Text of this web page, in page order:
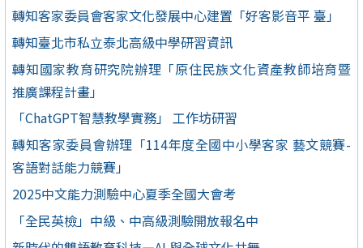
轉知客家委員會客家文化發展中心建置「好客影音平 臺」
轉知臺北市私立泰北高級中學研習資訊
轉知國家教育研究院辦理「原住民族文化資產教師培育暨
推廣課程計畫」
「ChatGPT智慧教學實務」 工作坊研習
轉知客家委員會辦理「114年度全國中小學客家 藝文競賽-
客語對話能力競賽」
2025中文能力測驗中心夏季全國大會考
「全民英檢」中級、中高級測驗開放報名中